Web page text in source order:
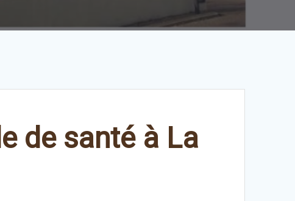
de santé à La